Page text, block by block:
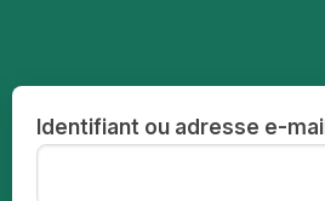
Identifiant ou adresse e-mail